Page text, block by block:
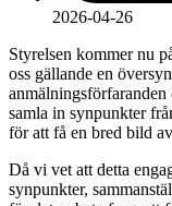
2026-04-26
Styrelsen kommer nu
oss gällande en
samla in synpunkter
för att få en bred bild
Då vi vet att detta
synpunkter,